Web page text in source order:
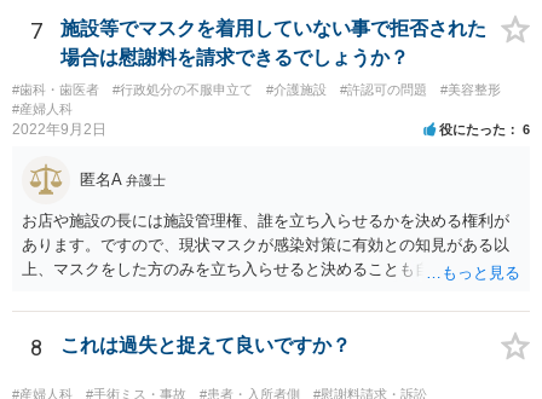
7
施設等でマスクを着用していない事で拒否された
場合は慰謝料を請求できるでしょうか？
#歯科・歯医者 #行政処分の不服申立て #介護施設 #許認可の問題
#美容整形
#産婦人科
2022年9月2日 役にたった 6
匿名A 弁護士
お店や施設の長には施設管理権、誰を立ち入らせるかを決める権利が
あります。ですので、現状マスクが感染対策に有効との知見がある以
上、マスクをした方のみを立ち入らせると決めることも自由であり、
など公益的な側面のある業種ですと、公衆浴場法など各種業法で定め
られた理由以外での利用拒否は禁止されていますし、公の施設でもマ
ては慰謝料の請求は認められないと考えられます。
8 これは過失と捉えて良いですか？
#産婦人科 #手術ミス・事故 #患者・入所者側 #慰謝料請求・訴訟